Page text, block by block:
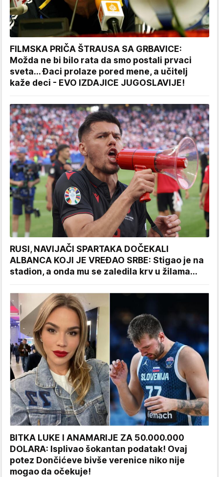
FILMSKA PRIČA ŠTRAUSA SA GRBAVICE:
Možda ne bi bilo rata da smo postali prvaci
sveta... Đaci prolaze pored mene, a učitelj
kaže deci - EVO IZDAJICE JUGOSLAVIJE!
RUSI, NAVIJAČI SPARTAKA DOČEKALI
ALBANCA KOJI JE VREĐAO SRBE: Stigao je na
stadion, a onda mu se zaledila krv u žilama...
BITKA LUKE I ANAMARIJE ZA 50.000.000
DOLARA: Isplivao šokantan podatak! Ovaj
potez Dončićeve bivše verenice niko nije
mogao da očekuje!